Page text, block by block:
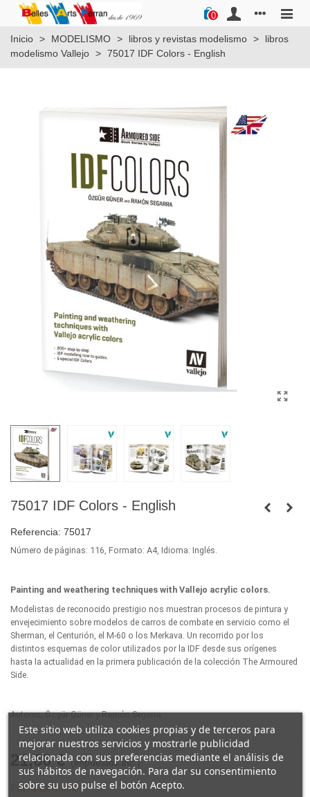
0
Inicio > MODELISMO > libros y revistas modelismo >
libros
modelismo Vallejo > 75017 IDF Colors - English
75017 IDF Colors - English
Referencia: 75017
Número de páginas: 116, Formato: A4, Idioma: Inglés.
Painting and weathering techniques with Vallejo acrylic colors.
Modelistas de reconocido prestigio nos muestran procesos de pintura y
envejecimiento sobre modelos de carros de combate en servicio como el
Sherman, el Centurión, el M-60 o los Merkava. Un recorrido por los
distintos esquemas de color utilizados por la IDF desde sus orígenes
hasta la actualidad en la primera publicación de la colección The Armoured
Side.
Autores: Özgür Güner y Ramón Segarra.
21,60 € (impuestos inc.)
Fuera de stock
Este sitio web utiliza cookies propias y de terceros para
mejorar nuestros servicios y mostrarle publicidad
relacionada con sus preferencias mediante el análisis de
sus hábitos de navegación. Para dar su consentimiento
sobre su uso pulse el botón Acepto.